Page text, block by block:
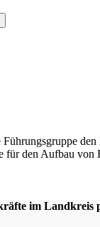
den Aufbau von
im Landkreis